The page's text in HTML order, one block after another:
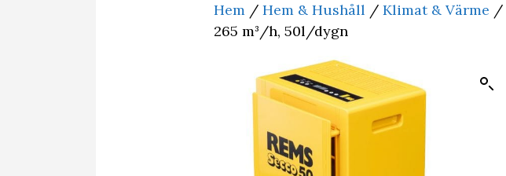
Hem / Hem & Hushåll / Klimat & Värme /
265 m³/h, 50l/dygn